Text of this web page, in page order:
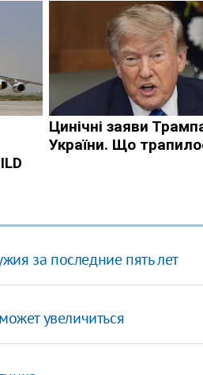
за последние пять лет
увеличиться